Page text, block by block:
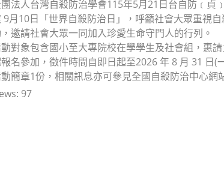
法人台灣自殺防治學會115年5月21日台自防﹝貞
9月10日「世界自殺防治日」，呼籲社會大眾重視
邀請社會大眾一同加入珍愛生命守門人的行列。
對象包含國小至大專院校在學學生及社會組，惠
名參加，徵件時間自即日起至2026 年 8 月 31 日(
簡章1份，相關訊息亦可參見全國自殺防治中
97